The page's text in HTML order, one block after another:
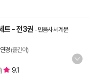
트 - 전3권 - 민음사 세계문
경 (옮긴이)
9.1